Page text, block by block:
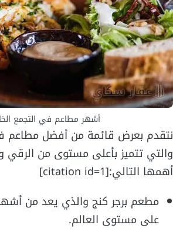
أشهر مطاعم في التجمع
نتقدم بعرض قائمة من أفضل مطاعم
والتي تتميز بأعلى مستوى من الرقي
أهمها التالي:[citation id=1]
مطعم برجر كنج والذي يعد من
على مستوى العالم.